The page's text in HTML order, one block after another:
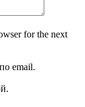
for the next
email.